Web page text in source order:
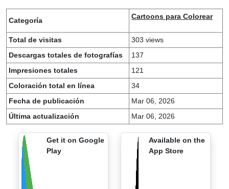
Categoría Cartoons para Colorear
Total de visitas
303 views
Descargas totales de fotografías
137
Impresiones totales
121
Coloración total en línea
34
Fecha de publicación
Mar 06, 2026
Última actualización
Mar 06, 2026
Get it on Google
Play
Available on the
App Store